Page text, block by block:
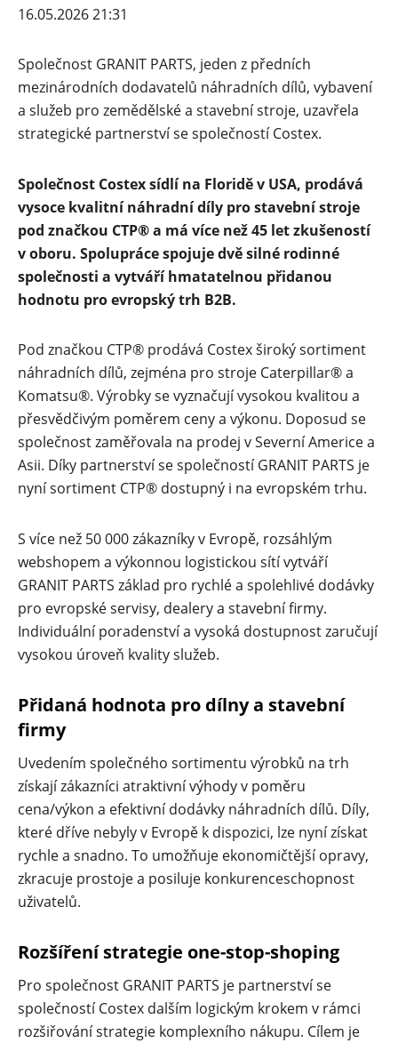
16.05.2026 21:31
Společnost GRANIT PARTS, jeden z předních
mezinárodních dodavatelů náhradních dílů, vybavení
a služeb pro zemědělské a stavební stroje, uzavřela
strategické partnerství se společností Costex.
Společnost Costex sídlí na Floridě v USA, prodává
vysoce kvalitní náhradní díly pro stavební stroje
pod značkou CTP® a má více než 45 let zkušeností
v oboru. Spolupráce spojuje dvě silné rodinné
společnosti a vytváří hmatatelnou přidanou
hodnotu pro evropský trh B2B.
Pod značkou CTP® prodává Costex široký sortiment
náhradních dílů, zejména pro stroje Caterpillar® a
Komatsu®. Výrobky se vyznačují vysokou kvalitou a
přesvědčivým poměrem ceny a výkonu. Doposud se
společnost zaměřovala na prodej v Severní Americe a
Asii. Díky partnerství se společností GRANIT PARTS je
nyní sortiment CTP® dostupný i na evropském trhu.
S více než 50 000 zákazníky v Evropě, rozsáhlým
webshopem a výkonnou logistickou sítí vytváří
GRANIT PARTS základ pro rychlé a spolehlivé dodávky
pro evropské servisy, dealery a stavební firmy.
Individuální poradenství a vysoká dostupnost zaručují
vysokou úroveň kvality služeb.
Přidaná hodnota pro dílny a stavební
firmy
Uvedením společného sortimentu výrobků na trh
získají zákazníci atraktivní výhody v poměru
cena/výkon a efektivní dodávky náhradních dílů. Díly,
které dříve nebyly v Evropě k dispozici, lze nyní získat
rychle a snadno. To umožňuje ekonomičtější opravy,
zkracuje prostoje a posiluje konkurenceschopnost
uživatelů.
Rozšíření strategie one-stop-shoping
Pro společnost GRANIT PARTS je partnerství se
společností Costex dalším logickým krokem v rámci
rozšiřování strategie komplexního nákupu. Cílem je